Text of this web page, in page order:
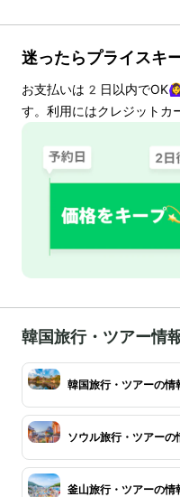
迷ったらプライスキ
お支払いは 2 日以内で
す。利用にはクレジットカ
韓国旅行・ツアー情
韓国旅行・ツアーの情
ソウル旅行・ツアーの
釜山旅行・ツアーの情